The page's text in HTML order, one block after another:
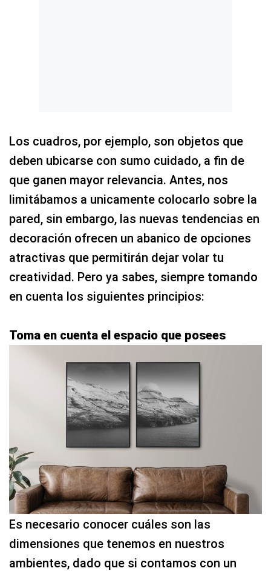
Los cuadros, por ejemplo, son objetos que
deben ubicarse con sumo cuidado, a fin de
que ganen mayor relevancia. Antes, nos
limitábamos a unicamente colocarlo sobre la
pared, sin embargo, las nuevas tendencias en
decoración ofrecen un abanico de opciones
atractivas que permitirán dejar volar tu
creatividad. Pero ya sabes, siempre tomando
en cuenta los siguientes principios:
Toma en cuenta el espacio que posees
Es necesario conocer cuáles son las
dimensiones que tenemos en nuestros
ambientes, dado que si contamos con un